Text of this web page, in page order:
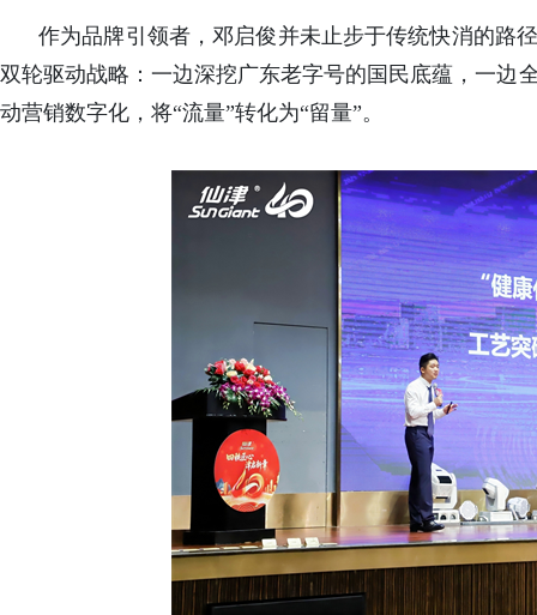
作为品牌引领者，邓启俊并未止步于传统快消的路
双轮驱动战略：一边深挖广东老字号的国民底蕴，一边
动营销数字化，将“流量”转化为“留量”。